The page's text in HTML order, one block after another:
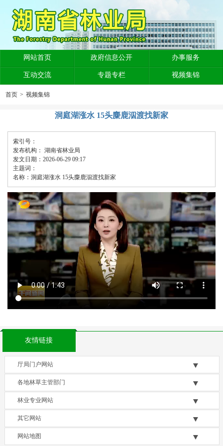
网站首页 政府信息公开 办事服务
互动交流 专题专栏 视频集锦
首页 > 视频集锦
洞庭湖涨水 15头麋鹿泅渡找新家
索引号：
发布机构： 湖南省林业局
发文日期：2026-06-29 09:17
主题词：
名称：洞庭湖涨水 15头麋鹿泅渡找新家
友情链接
厅局门户网站
各地林草主管部门
林业专业网站
其它网站
网站地图